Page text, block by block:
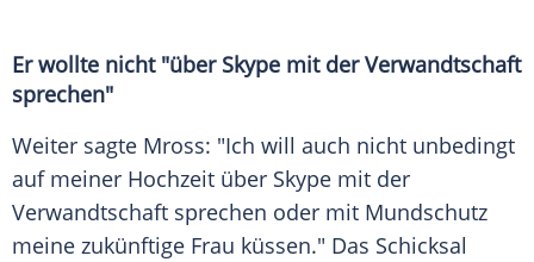
Er wollte nicht "über Skype mit der Verwandtschaft
sprechen"
Weiter sagte Mross: "Ich will auch nicht unbedingt
auf meiner Hochzeit über Skype mit der
Verwandtschaft sprechen oder mit Mundschutz
meine zukünftige Frau küssen." Das Schicksal